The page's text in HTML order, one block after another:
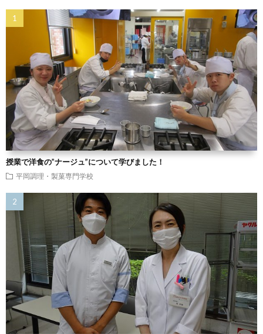
授業で洋食の”ナージュ”について学びました！
平岡調理・製菓専門学校